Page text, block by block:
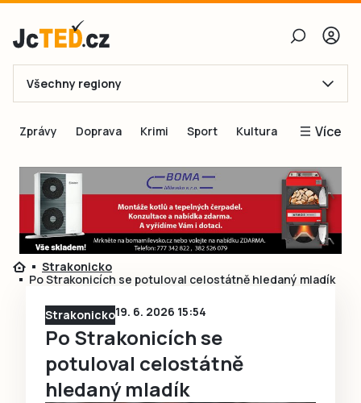
E-mail
Obnovit heslo
Přihlásit se
Přihlásit se přes Facebook
Ještě nemám účet, chci se
Všechny regiony
Zprávy Doprava Krimi Sport Kultura Více
Blogy
Inspirace
Čtenáři píší
Speciální přílohy
Strakonicko
Po Strakonicích se potuloval celostátně hledaný mladík
Strakonicko19. 6. 2026 15:54
Po Strakonicích se
potuloval celostátně
hledaný mladík